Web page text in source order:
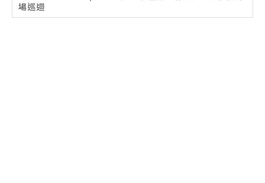
場巡迴